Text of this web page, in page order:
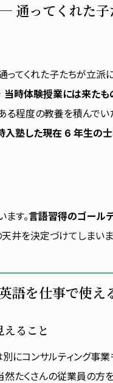
通ってくれた子
ってくれた子たちが立派
当時体験授業には来たも
る程度の教養を積んでい
入塾した現在 6 年生の
す。言語習得のゴール
井を決定づけてしまいま
語を仕事で使え
ること
コンサルティング事業
たくさんの従業員の方を